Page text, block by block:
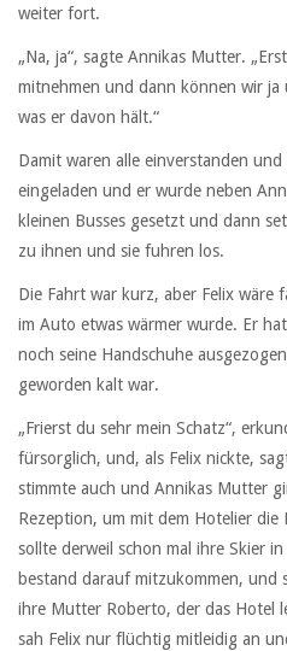
weiter fort.
„Na, ja“, sagte Annikas Mutter.
mitnehmen und dann können wir ja
was er davon hält.“
Damit waren alle einverstanden
eingeladen und er wurde neben
kleinen Busses gesetzt und dann
zu ihnen und sie fuhren los.
Die Fahrt war kurz, aber Felix wäre
im Auto etwas wärmer wurde. Er
noch seine Handschuhe
geworden kalt war.
„Frierst du sehr mein Schatz“,
fürsorglich, und, als Felix nickte,
stimmte auch und Annikas Mutter
Rezeption, um mit dem Hotelier die
sollte derweil schon mal ihre Skier
bestand darauf mitzukommen, und
ihre Mutter Roberto, der das Hotel
sah Felix nur flüchtig mitleidig an